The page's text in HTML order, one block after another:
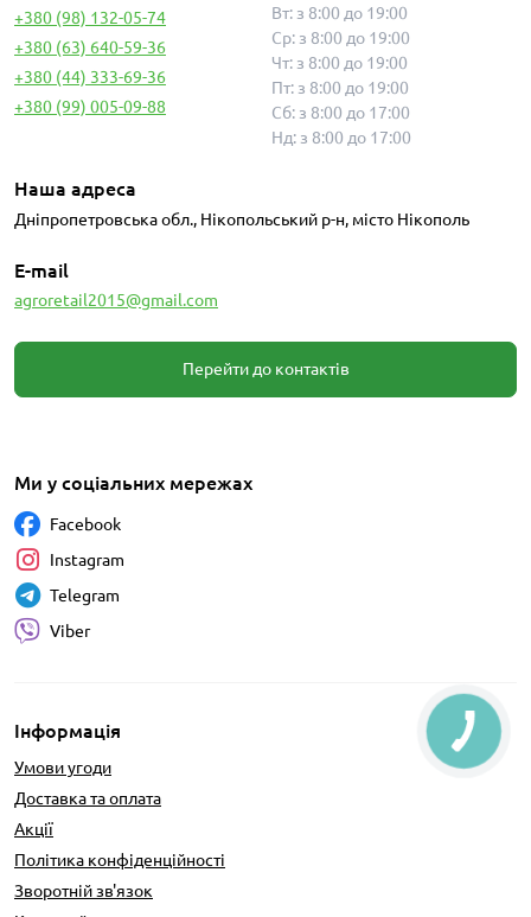
+380 (98) 132-05-74
+380 (63) 640-59-36
+380 (44) 333-69-36
+380 (99) 005-09-88
Вт: з 8:00 до 19:00
Ср: з 8:00 до 19:00
Чт: з 8:00 до 19:00
Пт: з 8:00 до 19:00
Сб: з 8:00 до 17:00
Нд: з 8:00 до 17:00
Наша адреса
Дніпропетровська обл., Нікопольський р-н, місто Нікополь
E-mail
agroretail2015@gmail.com
Перейти до контактів
Інформація
Умови угоди
Доставка та оплата
Акції
Політика конфіденційності
Зворотній зв'язок
Ми у соціальних мережах
Facebook
Instagram
Telegram
Viber